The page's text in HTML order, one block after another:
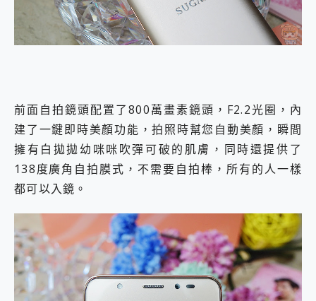
前面自拍鏡頭配置了800萬畫素鏡頭，F2.2光圈，內
建了一鍵即時美顏功能，拍照時幫您自動美顏，瞬間
擁有白拋拋幼咪咪吹彈可破的肌膚，同時還提供了
138度廣角自拍膜式，不需要自拍棒，所有的人一樣
都可以入鏡。